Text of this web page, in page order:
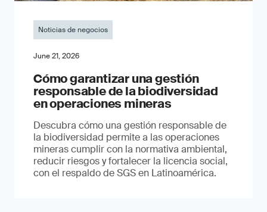
Noticias de negocios
June 21, 2026
Cómo garantizar una gestión
responsable de la biodiversidad
en operaciones mineras
Descubra cómo una gestión responsable de
la biodiversidad permite a las operaciones
mineras cumplir con la normativa ambiental,
reducir riesgos y fortalecer la licencia social,
con el respaldo de SGS en Latinoamérica.